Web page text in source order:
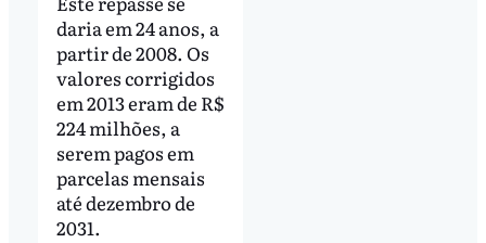
daria em 24 anos, a
partir de 2008. Os
valores corrigidos
em 2013 eram de R$
224 milhões, a
serem pagos em
parcelas mensais
até dezembro de
2031.